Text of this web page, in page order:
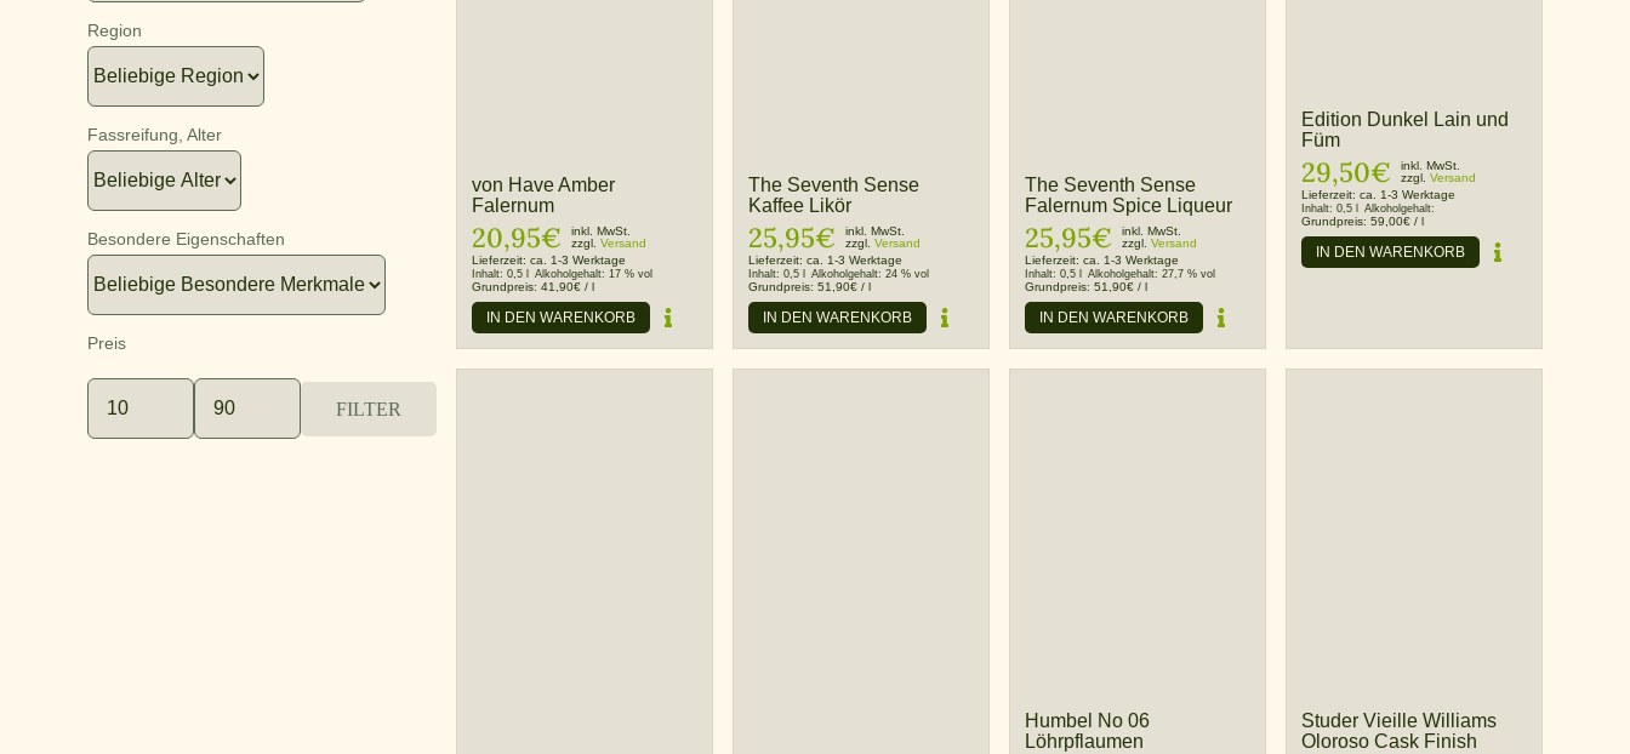
Region
Fassreifung, Alter
Besondere Eigenschaften
Preis
Min.
Preis
Max.
Preis
FILTER
von Have Amber
Falernum
20,95€
inkl. MwSt.
zzgl. Versand
Lieferzeit: ca. 1-3 Werktage
Inhalt: 0,5 l Alkoholgehalt: 17 % vol
Grundpreis: 41,90€ /
IN DEN WARENKORB
The Seventh Sense
Kaffee Likör
25,95€
inkl. MwSt.
zzgl. Versand
Lieferzeit: ca. 1-3 Werktage
Inhalt: 0,5 l Alkoholgehalt: 24 % vol
Grundpreis: 51,90€ /
IN DEN WARENKORB
The Seventh Sense
Falernum Spice Liqueur
25,95€
inkl. MwSt.
zzgl. Versand
Lieferzeit: ca. 1-3 Werktage
Inhalt: 0,5 l Alkoholgehalt: 27,7 % vol
Grundpreis: 51,90€ /
IN DEN WARENKORB
Edition Dunkel Lain und
Füm
29,50€
inkl. MwSt.
zzgl. Versand
Lieferzeit: ca. 1-3 Werktage
Inhalt: 0,5 l Alkoholgehalt:
Grundpreis: 59,00€ / l
IN DEN WARENKORB
Humbel No 06
Löhrpflaumen
Studer Vieille Williams
Oloroso Cask Finish